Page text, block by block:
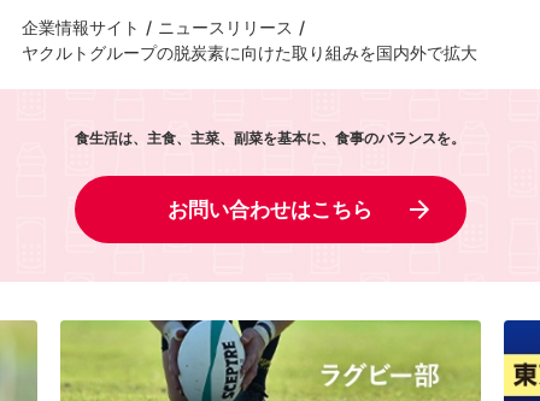
企業情報サイト / ニュースリリース /
ヤクルトグループの脱炭素に向けた取り組みを国内外で拡大
食生活は、主食、主菜、副菜を基本に、食事のバランスを。
お問い合わせはこちら